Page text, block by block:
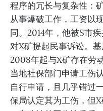
程序的冗长与复杂性：
从事爆破工作，工资以
同。2014年，他被S市
对X矿提起民事诉讼。
2008年起与X矿存在劳
当地社保部门申请工伤
自行申请，且几乎错过
保局认定其为工伤，但